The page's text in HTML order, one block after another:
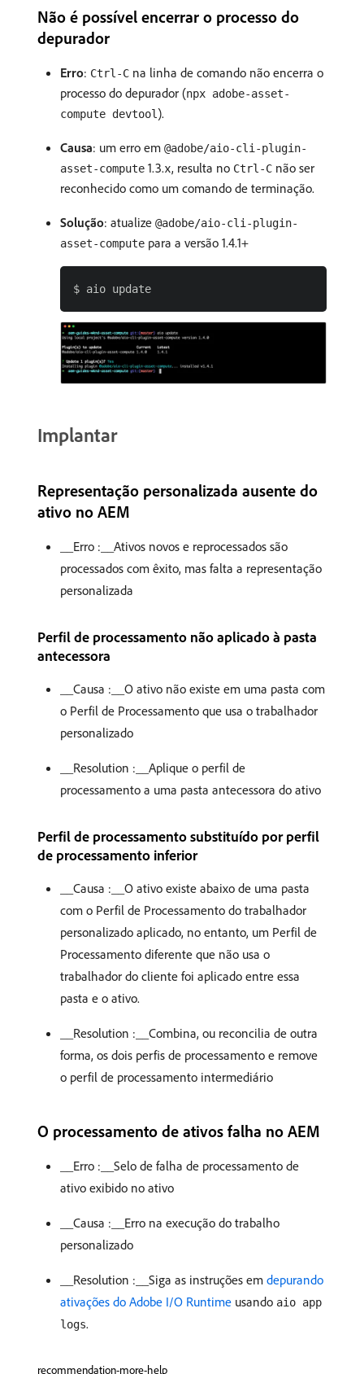
Não é possível encerrar o processo do
depurador
Erro: Ctrl-C na linha de comando não encerra o
processo do depurador (npx adobe-asset-
compute devtool).
Causa: um erro em @adobe/aio-cli-plugin-
asset-compute 1.3.x, resulta no Ctrl-C não ser
reconhecido como um comando de terminação.
Solução: atualize @adobe/aio-cli-plugin-
asset-compute para a versão 1.4.1+
Implantar
Representação personalizada ausente do
ativo no AEM
__Erro :__Ativos novos e reprocessados são
processados com êxito, mas falta a representação
personalizada
Perfil de processamento não aplicado à pasta
antecessora
__Causa :__O ativo não existe em uma pasta com
o Perfil de Processamento que usa o trabalhador
personalizado
__Resolution :__Aplique o perfil de
processamento a uma pasta antecessora do ativo
Perfil de processamento substituído por perfil
de processamento inferior
__Causa :__O ativo existe abaixo de uma pasta
com o Perfil de Processamento do trabalhador
personalizado aplicado, no entanto, um Perfil de
Processamento diferente que não usa o
trabalhador do cliente foi aplicado entre essa
pasta e o ativo.
__Resolution :__Combina, ou reconcilia de outra
forma, os dois perfis de processamento e remove
o perfil de processamento intermediário
O processamento de ativos falha no AEM
__Erro :__Selo de falha de processamento de
ativo exibido no ativo
__Causa :__Erro na execução do trabalho
personalizado
__Resolution :__Siga as instruções em depurando
ativações do Adobe I/O Runtime usando aio app
logs.
recommendation-more-help